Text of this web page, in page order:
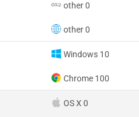
other 0
other 0
Windows 10
Chrome 100
OS X 0